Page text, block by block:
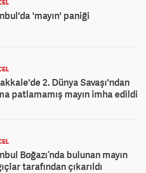
'mayın' paniği
2. Dünya Savaşı'ndan
patlamamış mayın imha edildi
Boğazı’nda bulunan mayın
tarafından çıkarıldı